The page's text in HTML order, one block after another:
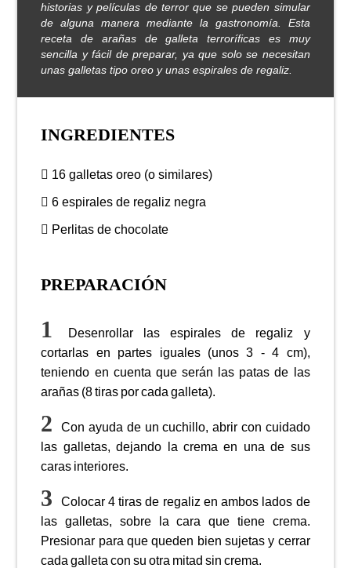
historias y películas de terror que se pueden simular
de alguna manera mediante la gastronomía. Esta
receta de arañas de galleta terroríficas es muy
sencilla y fácil de preparar, ya que solo se necesitan
unas galletas tipo oreo y unas espirales de regaliz.
INGREDIENTES
16 galletas oreo (o similares)
6 espirales de regaliz negra
Perlitas de chocolate
PREPARACIÓN
Desenrollar las espirales de regaliz y
cortarlas en partes iguales (unos 3 - 4 cm),
teniendo en cuenta que serán las patas de las
arañas (8 tiras por cada galleta).
Con ayuda de un cuchillo, abrir con cuidado
las galletas, dejando la crema en una de sus
caras interiores.
Colocar 4 tiras de regaliz en ambos lados de
las galletas, sobre la cara que tiene crema.
Presionar para que queden bien sujetas y cerrar
cada galleta con su otra mitad sin crema.